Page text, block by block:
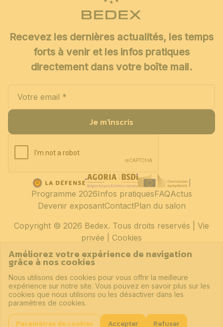
Recevez les dernières actualités, les temps
forts à venir et les infos pratiques
directement dans votre boîte mail.
Je m'inscris
Copyright © 2026 Bedex. Tous droits reservés | Vie
privée
Cookies
Programme 2026Infos pratiquesFAQActus
Devenir exposantContactPlan du salon
Améliorez votre expérience de navigation
grâce à nos cookies
Nous utilisons des cookies pour vous offrir la meilleure
expérience sur notre site. Vous pouvez en savoir plus sur les
cookies que nous utilisons ou les désactiver dans les
paramètres de cookies.
Paramètres de cookies Accepter Refuser